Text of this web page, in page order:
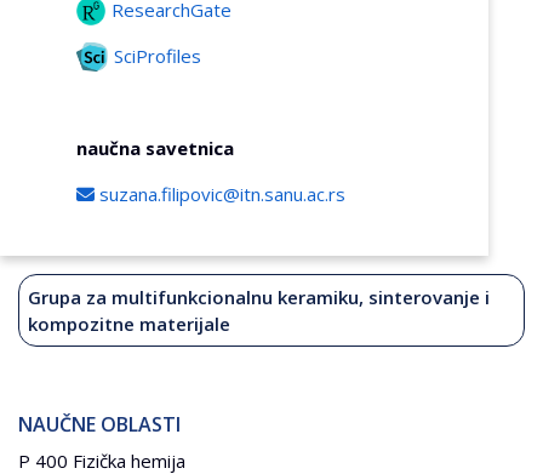
ResearchGate
SciProfiles
naučna savetnica
suzana.filipovic@itn.sanu.ac.rs
Grupa za multifunkcionalnu keramiku, sinterovanje i
kompozitne materijale
NAUČNE OBLASTI
P 400 Fizička hemija